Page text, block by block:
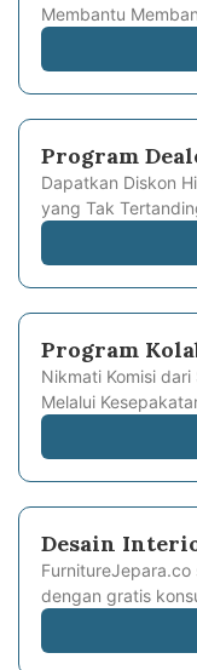
Membantu
Program
Dapatkan Diskon
yang Tak
Program
Nikmati Komisi
Melalui
Desain
dengan gratis